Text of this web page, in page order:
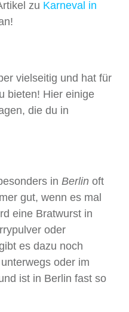
zu Karneval in
vielseitig und hat für
bieten! Hier einige
die du in
in Berlin oft
gut, wenn es mal
eine Bratwurst in
oder
es dazu noch
oder im
ist in Berlin fast so